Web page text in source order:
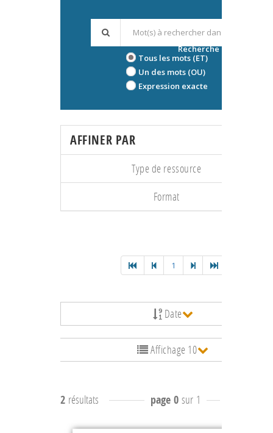
Tous les mots (ET)
Un des mots (OU)
Expression exacte
Recherche avancée
AFFINER PAR
Type de ressource
Format
1
Date
Affichage 10
2 résultats page 0 sur 1